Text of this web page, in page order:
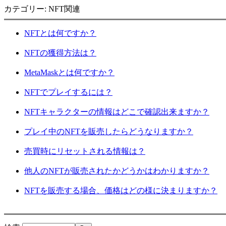
カテゴリー: NFT関連
NFTとは何ですか？
NFTの獲得方法は？
MetaMaskとは何ですか？
NFTでプレイするには？
NFTキャラクターの情報はどこで確認出来ますか？
プレイ中のNFTを販売したらどうなりますか？
売買時にリセットされる情報は？
他人のNFTが販売されたかどうかはわかりますか？
NFTを販売する場合、価格はどの様に決まりますか？